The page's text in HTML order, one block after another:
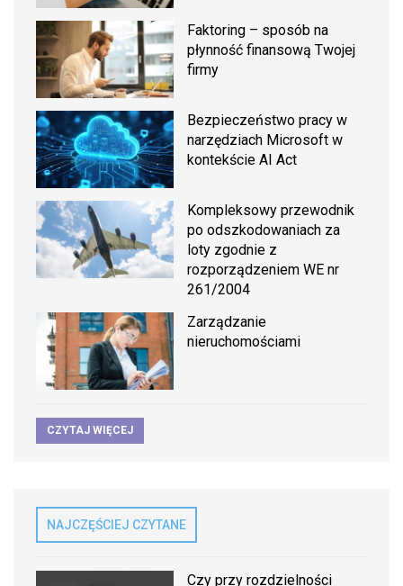
Faktoring – sposób na
płynność finansową Twojej
firmy
Bezpieczeństwo pracy w
narzędziach Microsoft w
kontekście AI Act
Kompleksowy przewodnik
po odszkodowaniach za
loty zgodnie z
rozporządzeniem WE nr
261/2004
Zarządzanie
nieruchomościami
CZYTAJ WIĘCEJ
NAJCZĘŚCIEJ CZYTANE
Czy przy rozdzielności